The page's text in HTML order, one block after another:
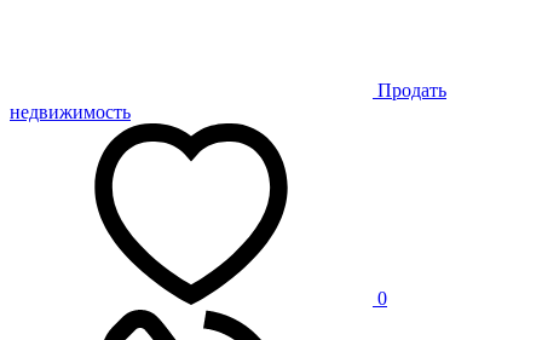
Продать
недвижимость
0